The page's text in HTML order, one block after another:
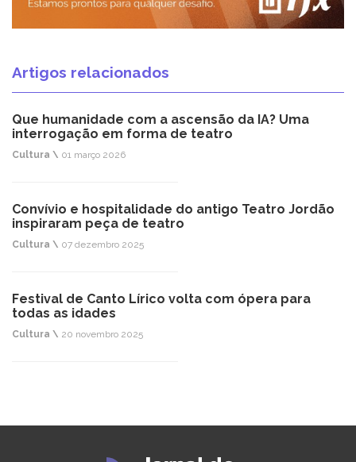
Artigos relacionados
Que humanidade com a ascensão da IA? Uma
interrogação em forma de teatro
Cultura \ 01 março 2026
Convívio e hospitalidade do antigo Teatro Jordão
inspiraram peça de teatro
Cultura \ 07 dezembro 2025
Festival de Canto Lírico volta com ópera para
todas as idades
Cultura \ 20 novembro 2025